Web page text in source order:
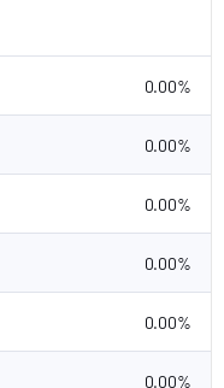
0.00%
0.00%
0.00%
0.00%
0.00%
0.00%